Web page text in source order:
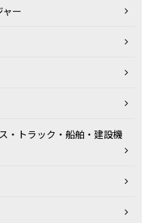
ー
・トラック・船舶・建設機